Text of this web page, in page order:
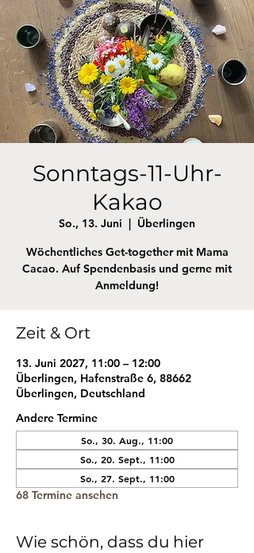
Sonntags-11-Uhr-
Kakao
So., 13. Juni
  |
Überlingen
Wöchentliches Get-together mit Mama
Cacao. Auf Spendenbasis und gerne mit
Anmeldung!
Zeit & Ort
13. Juni 2027, 11:00 – 12:00
Überlingen, Hafenstraße 6, 88662
Überlingen, Deutschland
Andere Termine
So., 30. Aug., 11:00
So., 20. Sept., 11:00
So., 27. Sept., 11:00
68 Termine ansehen
Wie schön, dass du hier